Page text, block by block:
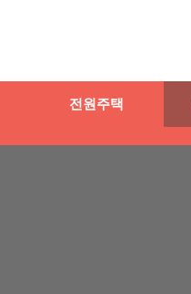
전원주택